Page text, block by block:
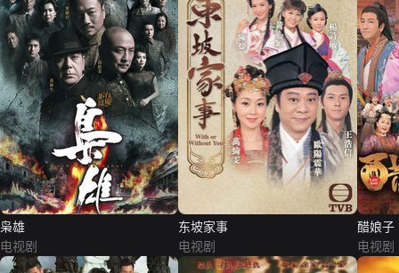
枭雄
电视剧
东坡家事
电视剧
醋娘子
电视剧